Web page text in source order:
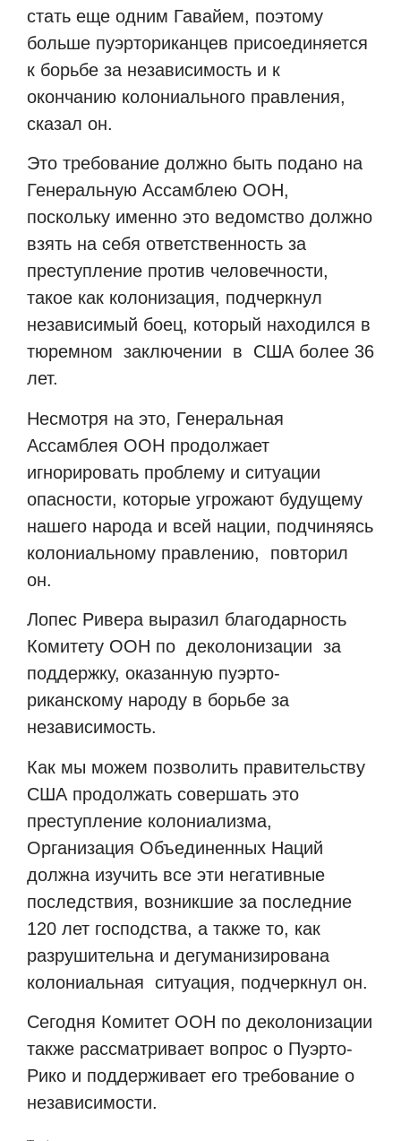
стать еще одним Гавайем, поэтому
больше пуэрториканцев присоединяется
к борьбе за независимость и к
окончанию колониального правления,
сказал он.
Это требование должно быть подано на
Генеральную Ассамблею ООН,
поскольку именно это ведомство должно
взять на себя ответственность за
преступление против человечности,
такое как колонизация, подчеркнул
независимый боец, который находился в
тюремном заключении в США более 36
лет.
Несмотря на это, Генеральная
Ассамблея ООН продолжает
игнорировать проблему и ситуации
опасности, которые угрожают будущему
нашего народа и всей нации, подчиняясь
колониальному правлению, повторил
он.
Лопес Ривера выразил благодарность
Комитету ООН по деколонизации за
поддержку, оказанную пуэрто-
риканскому народу в борьбе за
независимость.
Как мы можем позволить правительству
США продолжать совершать это
преступление колониализма,
Организация Объединенных Наций
должна изучить все эти негативные
последствия, возникшие за последние
120 лет господства, а также то, как
разрушительна и дегуманизирована
колониальная ситуация, подчеркнул он.
Сегодня Комитет ООН по деколонизации
также рассматривает вопрос о Пуэрто-
Рико и поддерживает его требование о
независимости.